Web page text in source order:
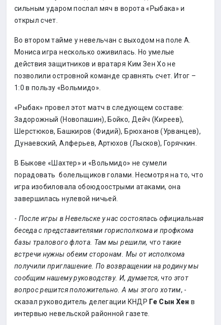
сильным ударом послал мяч в ворота «Рыбака» и
открыл счет.
Во втором тайме у невельчан с выходом на поле А.
Мониса игра несколько оживилась. Но умелые
действия защитников и вратаря Ким Зен Хо не
позволили островной команде сравнять счет. Итог –
1:0 в пользу «Вольмидо».
«Рыбак» провел этот матч в следующем составе:
Задорожный (Новопашин), Бойко, Дейч (Киреев),
Шерстюков, Башкиров (Фидий), Брюханов (Урванцев),
Дунаевский, Алферьев, Артюхов (Лысков), Горячкин.
В Быкове «Шахтер» и «Вольмидо» не сумели
порадовать болельщиков голами. Несмотря на то, что
игра изобиловала обоюдоострыми атаками, она
завершилась нулевой ничьей.
- После игры в Невельске у нас состоялась официальная
беседа с представителями горисполкома и профкома
базы тралового флота. Там мы решили, что такие
встречи нужны обеим сторонам. Мы от исполкома
получили приглашение. По возвращении на родину мы
сообщим нашему руководству. И, думается, что этот
вопрос решится положительно. А мы этого хотим, -
сказал руководитель делегации КНДР Ге Сын Хен в
интервью невельской районной газете.